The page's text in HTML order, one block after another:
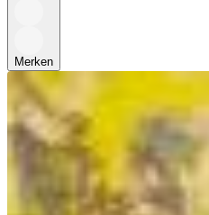
Merken